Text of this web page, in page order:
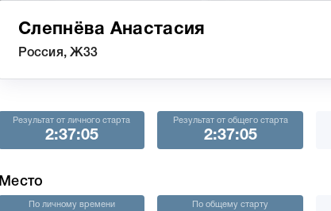
Слепнёва Анастасия
Россия, Ж33
Результат от личного старта
2:37:05
Результат от общего старта
2:37:05
Место
По личному времени По общему старту